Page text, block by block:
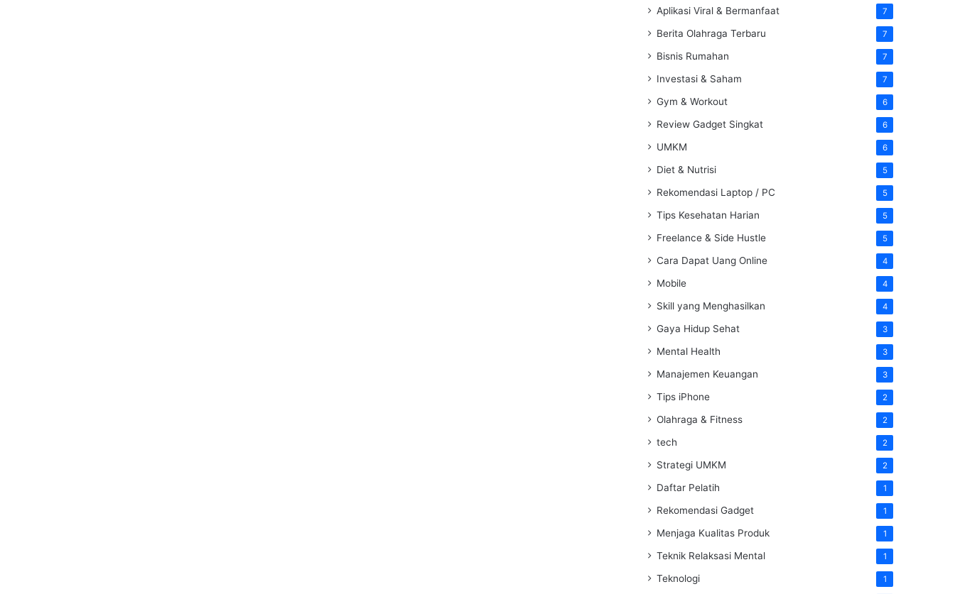
Aplikasi Viral & Bermanfaat 7
Berita Olahraga Terbaru 7
Bisnis Rumahan 7
Investasi & Saham 7
Gym & Workout 6
Review Gadget Singkat 6
UMKM 6
Diet & Nutrisi 5
Rekomendasi Laptop / PC 5
Tips Kesehatan Harian 5
Freelance & Side Hustle 5
Cara Dapat Uang Online 4
Mobile 4
Skill yang Menghasilkan 4
Gaya Hidup Sehat 3
Mental Health 3
Manajemen Keuangan 3
Tips iPhone 2
Olahraga & Fitness 2
tech 2
Strategi UMKM 2
Daftar Pelatih 1
Rekomendasi Gadget 1
Menjaga Kualitas Produk 1
Teknik Relaksasi Mental 1
Teknologi 1